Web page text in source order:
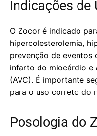
Indicações de
O Zocor é indicado
hipercolesterolemia,
prevenção de eventos
infarto do miocárdio e
(AVC). É importante
para o uso correto do
Posologia do